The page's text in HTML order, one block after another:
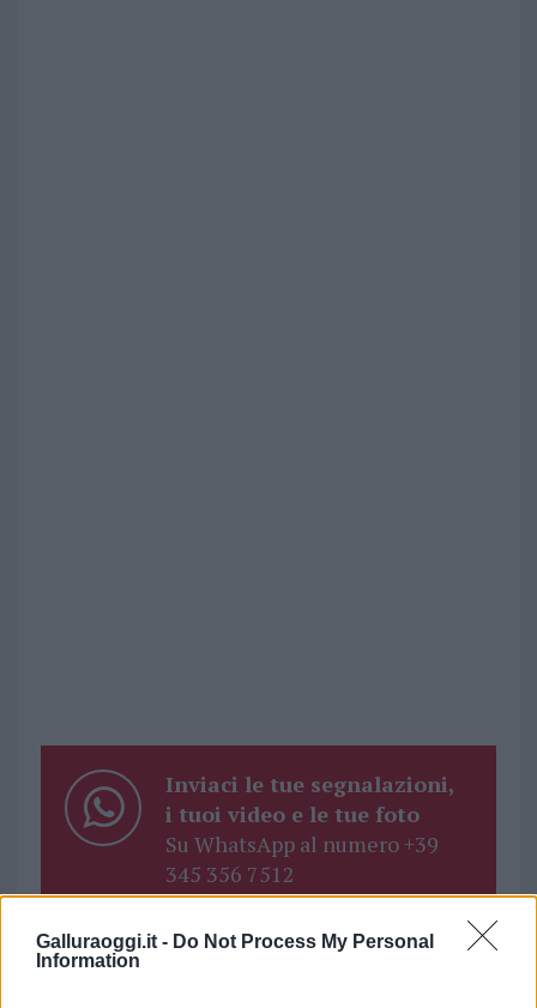
Galluraoggi.it - Do Not Process My Personal
Information
Inviaci le tue segnalazioni,
i tuoi video e le tue foto
Su WhatsApp al numero +39
345 356 7512